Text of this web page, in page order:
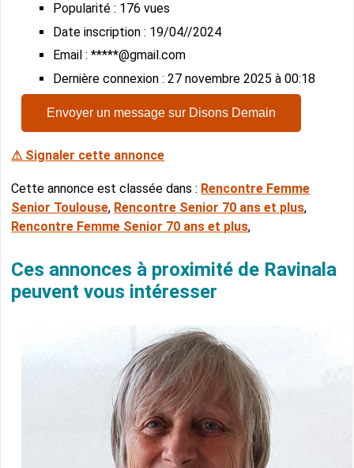
Popularité : 176 vues
Date inscription : 19/04//2024
Email : *****@gmail.com
Dernière connexion : 27 novembre 2025 à 00:18
Envoyer un message sur Disons Demain
⚠ Signaler cette annonce
Cette annonce est classée dans : Rencontre Femme
Senior Toulouse, Rencontre Senior 70 ans et plus,
Rencontre Femme Senior 70 ans et plus,
Ces annonces à proximité de Ravinala
peuvent vous intéresser